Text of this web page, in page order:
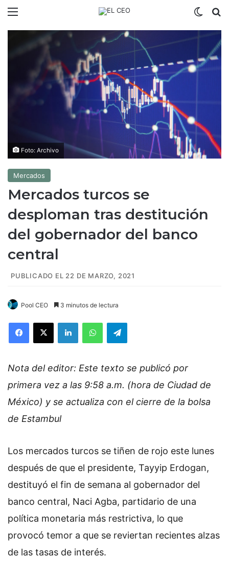
Foto: Archivo
Mercados
Mercados turcos se
desploman tras destitución
del gobernador del banco
central
PUBLICADO EL 22 DE MARZO, 2021
Pool CEO 3 minutos de lectura
Nota del editor: Este texto se publicó por
primera vez a las 9:58 a.m. (hora de Ciudad de
México) y se actualiza con el cierre de la bolsa
de Estambul
Los mercados turcos se tiñen de rojo este lunes
después de que el presidente, Tayyip Erdogan,
destituyó el fin de semana al gobernador del
banco central, Naci Agba, partidario de una
política monetaria más restrictiva, lo que
provocó temor a que se reviertan recientes alzas
de las tasas de interés.